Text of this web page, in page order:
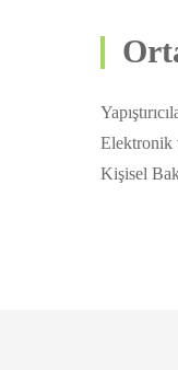
Elektronik
Kişisel